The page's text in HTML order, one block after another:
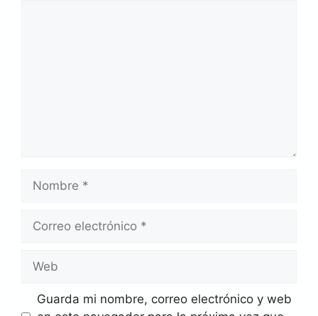
electrónico
Guarda mi nombre, correo electrónico y web